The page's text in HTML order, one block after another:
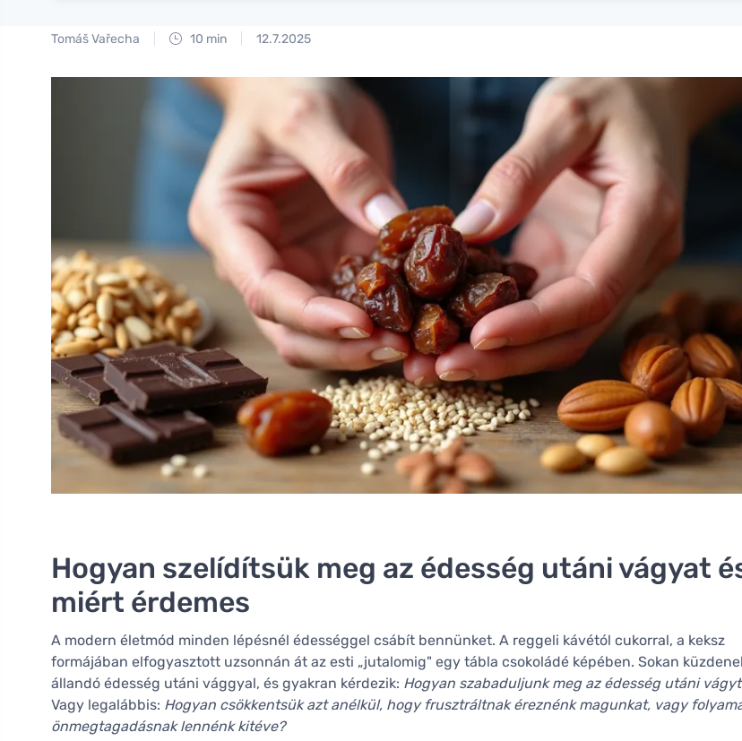
Tomáš Vařecha 10 min 12.7.2025
Hogyan szelídítsük meg az édesség utáni vágyat
miért érdemes
A modern életmód minden lépésnél édességgel csábít bennünket. A reggeli kávétól cukorral, a keksz
formájában elfogyasztott uzsonnán át az esti „jutalomig" egy tábla csokoládé képében. Sokan
állandó édesség utáni vággyal, és gyakran kérdezik: Hogyan szabaduljunk meg az édesség utáni
Vagy legalábbis: Hogyan csökkentsük azt anélkül, hogy frusztráltnak éreznénk magunkat, vagy
önmegtagadásnak lennénk kitéve?